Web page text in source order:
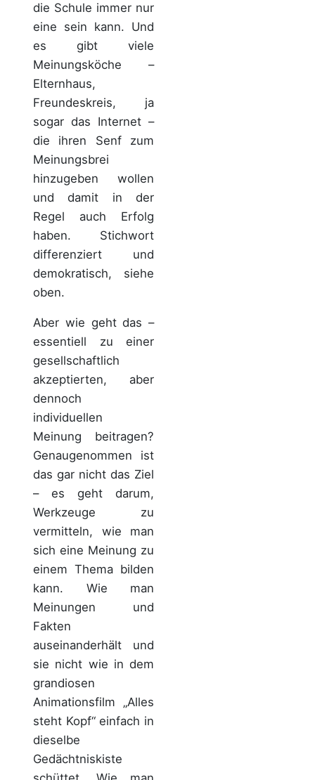
die Schule immer nur
eine sein kann. Und
es gibt viele
Meinungsköche –
Elternhaus,
Freundeskreis, ja
sogar das Internet –
die ihren Senf zum
Meinungsbrei
hinzugeben wollen
und damit in der
Regel auch Erfolg
haben. Stichwort
differenziert und
demokratisch, siehe
oben.
Aber wie geht das –
essentiell zu einer
gesellschaftlich
akzeptierten, aber
dennoch
individuellen
Meinung beitragen?
Genaugenommen ist
das gar nicht das Ziel
– es geht darum,
Werkzeuge zu
vermitteln, wie man
sich eine Meinung zu
einem Thema bilden
kann. Wie man
Meinungen und
Fakten
auseinanderhält und
sie nicht wie in dem
grandiosen
Animationsfilm „Alles
steht Kopf“ einfach in
dieselbe
Gedächtniskiste